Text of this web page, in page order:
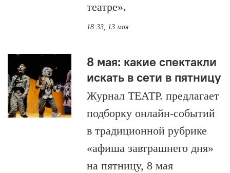
театре».
18:33, 13 мая
8 мая: какие спектакли
искать в сети в пятницу
Журнал ТЕАТР. предлагает
подборку онлайн-событий
в традиционной рубрике
«афиша завтрашнего дня»
на пятницу, 8 мая